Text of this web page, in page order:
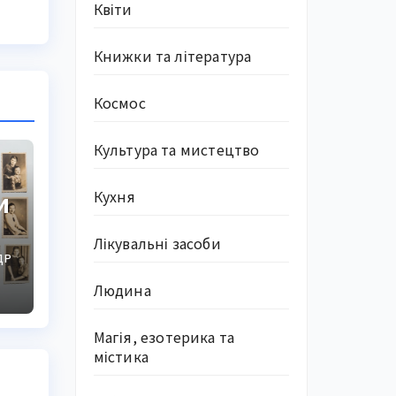
Квіти
Книжки та література
Космос
Культура та мистецтво
Кухня
Лікувальні засоби
Людина
Магія, езотерика та
містика